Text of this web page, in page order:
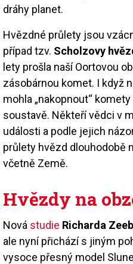
dráhy planet.
Hvězdné průlety jsou
případ tzv. Scholzovy
lety prošla naší Oortovou
zásobárnou komet. I když
mohla „nakopnout“
soustavě. Někteří vědci v
události a podle jejich
průlety hvězd dlouhodobě
včetně Země.
Hvězdy na
Nová studie Richarda
ale nyní přichází s jiným
vysoce přesný model